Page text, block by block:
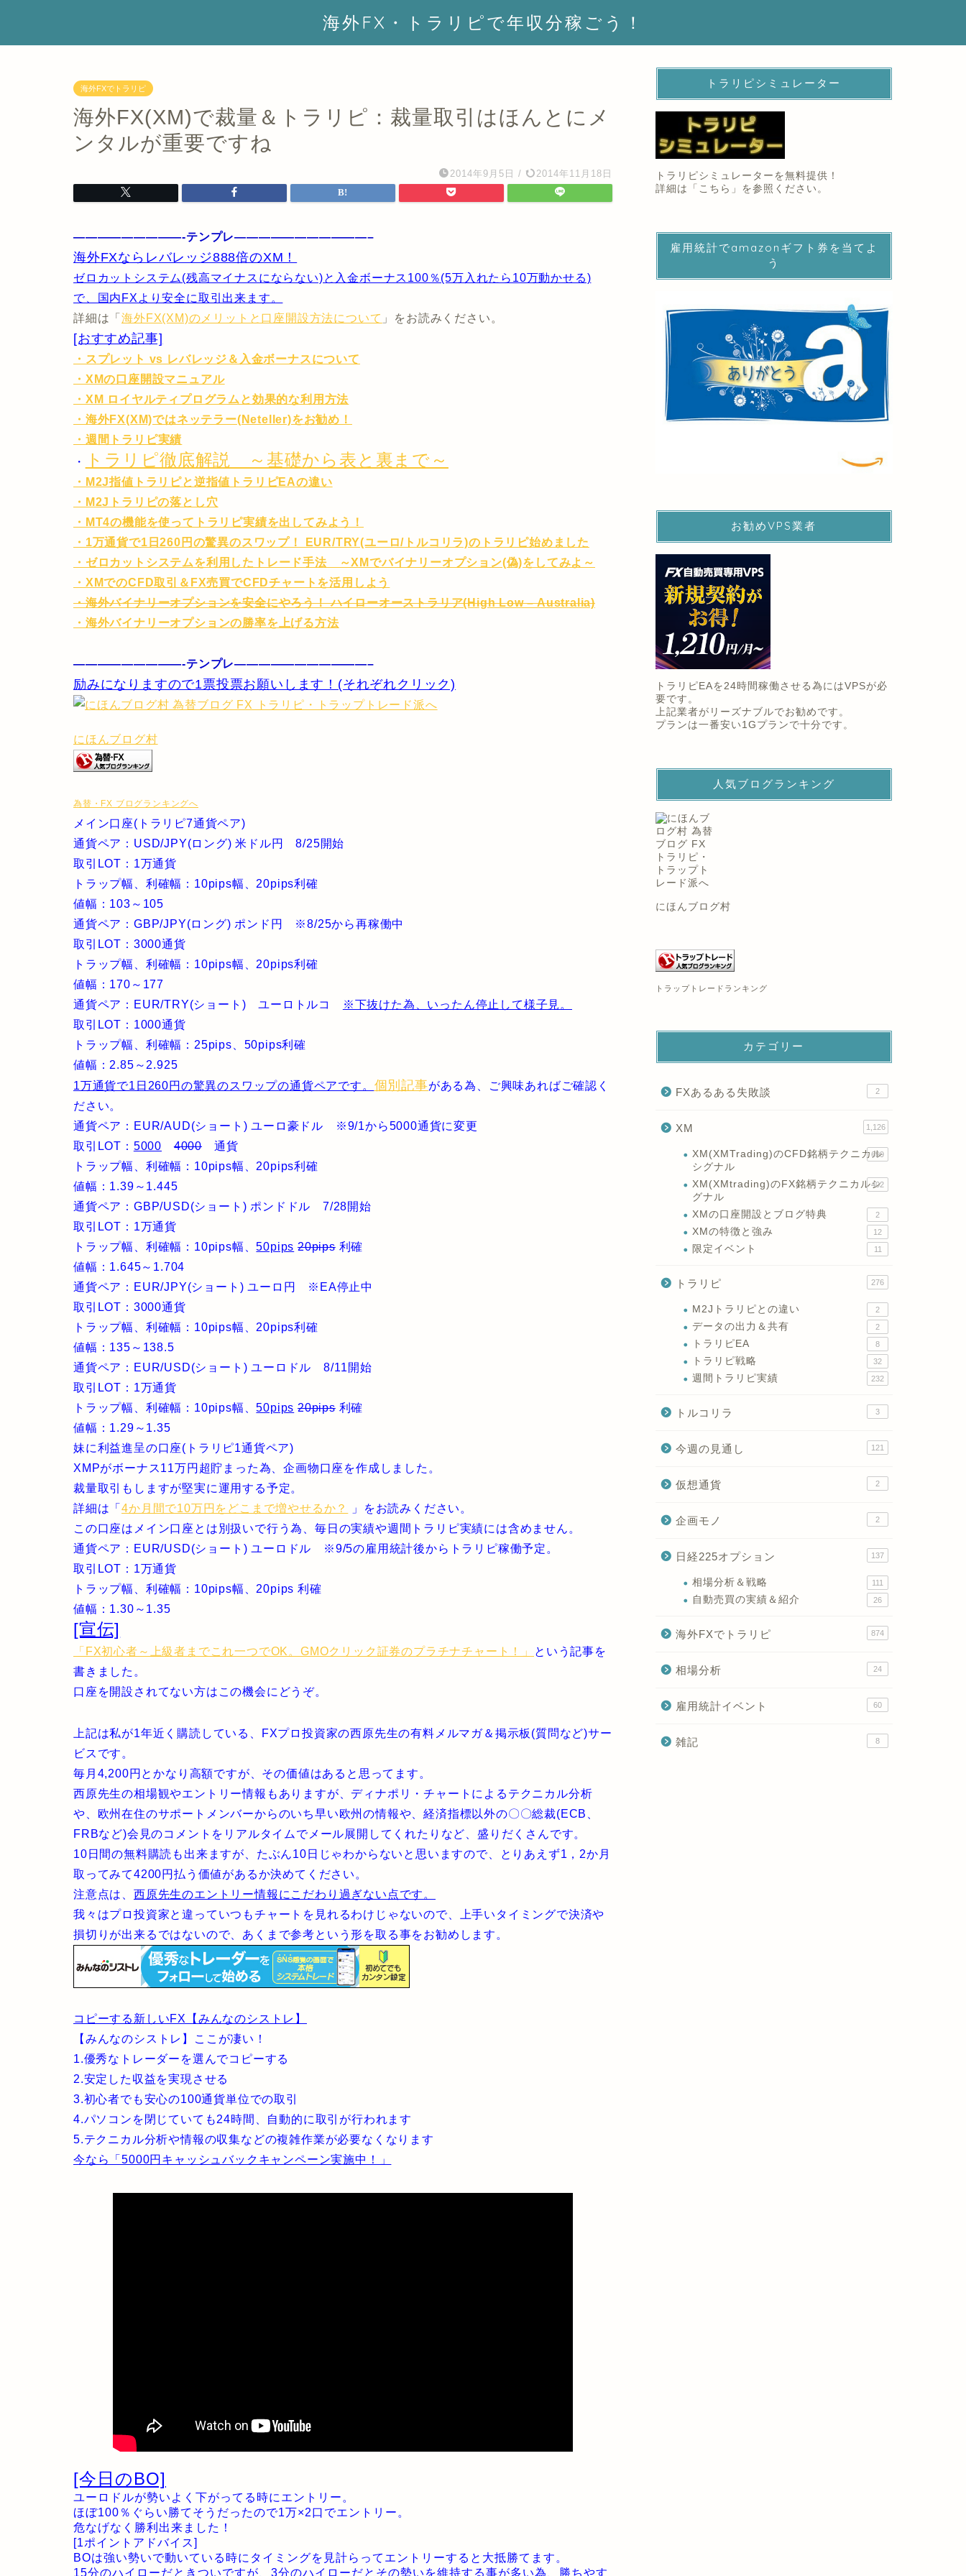
海外FX・トラリピで年収分稼ごう！
海外FXでトラリピ
海外FX(XM)で裁量＆トラリピ：裁量取引はほんとにメ
ンタルが重要ですね
2014年9月5日 / 2014年11月18日
—————————-テンプレ———————————–
海外FXならレバレッジ888倍のXM！
ゼロカットシステム(残高マイナスにならない)と入金ボーナス100％(5万入れたら10万動かせる)
で、国内FXより安全に取引出来ます。
詳細は「海外FX(XM)のメリットと口座開設方法について 」をお読みください。
[おすすめ記事]
・スプレット vs レバレッジ＆入金ボーナスについて
・XMの口座開設マニュアル
・XM ロイヤルティプログラムと効果的な利用方法
・海外FX(XM)ではネッテラー(Neteller)をお勧め！
・週間トラリピ実績
・
トラリピ徹底解説 ～基礎から表と裏まで～
・M2J指値トラリピと逆指値トラリピEAの違い
・M2Jトラリピの落とし穴
・MT4の機能を使ってトラリピ実績を出してみよう！
・1万通貨で1日260円の驚異のスワップ！ EUR/TRY(ユーロ/トルコリラ)のトラリピ始めました
・ゼロカットシステムを利用したトレード手法 ～XMでバイナリーオプション(偽)をしてみよ～
・XMでのCFD取引＆FX売買でCFDチャートを活用しよう
・海外バイナリーオプションを安全にやろう！ ハイローオーストラリア(High Low – Australia)
・海外バイナリーオプションの勝率を上げる方法
—————————-テンプレ———————————–
励みになりますので1票投票お願いします！(それぞれクリック)
にほんブログ村
為替・FX ブログランキングへ
メイン口座(トラリピ7通貨ペア)
通貨ペア：USD/JPY(ロング) 米ドル円 8/25開始
取引LOT：1万通貨
トラップ幅、利確幅：10pips幅、20pips利確
値幅：103～105
通貨ペア：GBP/JPY(ロング) ポンド円 ※8/25から再稼働中
取引LOT：3000通貨
トラップ幅、利確幅：10pips幅、20pips利確
値幅：170～177
通貨ペア：EUR/TRY(ショート) ユーロトルコ
※下抜けた為、いったん停止して様子見。
取引LOT：1000通貨
トラップ幅、利確幅：25pips、50pips利確
値幅：2.85～2.925
1万通貨で1日260円の驚異のスワップの通貨ペアです。 個別記事がある為、ご興味あればご確認く
ださい。
通貨ペア：EUR/AUD(ショート) ユーロ豪ドル ※9/1から5000通貨に変更
取引LOT： 5000 4000 通貨
トラップ幅、利確幅：10pips幅、20pips利確
値幅：1.39～1.445
通貨ペア：GBP/USD(ショート) ポンドドル 7/28開始
取引LOT：1万通貨
トラップ幅、利確幅：10pips幅、50pips 20pips利確
値幅：1.645～1.704
通貨ペア：EUR/JPY(ショート) ユーロ円 ※EA停止中
取引LOT：3000通貨
トラップ幅、利確幅：10pips幅、20pips利確
値幅：135～138.5
通貨ペア：EUR/USD(ショート) ユーロドル 8/11開始
取引LOT：1万通貨
トラップ幅、利確幅：10pips幅、50pips 20pips利確
値幅：1.29～1.35
妹に利益進呈の口座(トラリピ1通貨ペア)
XMPがボーナス11万円超貯まった為、企画物口座を作成しました。
裁量取引もしますが堅実に運用する予定。
詳細は「4か月間で10万円をどこまで増やせるか？
」をお読みください。
この口座はメイン口座とは別扱いで行う為、毎日の実績や週間トラリピ実績には含めません。
通貨ペア：EUR/USD(ショート) ユーロドル ※9/5の雇用統計後からトラリピ稼働予定。
取引LOT：1万通貨
トラップ幅、利確幅：10pips幅、20pips 利確
値幅：1.30～1.35
[宣伝]
「FX初心者～上級者までこれ一つでOK。GMOクリック証券のプラチナチャート！」
という記事を
書きました。
口座を開設されてない方はこの機会にどうぞ。
上記は私が1年近く購読している、FXプロ投資家の西原先生の有料メルマガ＆掲示板(質問など)サー
ビスです。
毎月4,200円とかなり高額ですが、その価値はあると思ってます。
西原先生の相場観やエントリー情報もありますが、ディナポリ・チャートによるテクニカル分析
や、欧州在住のサポートメンバーからのいち早い欧州の情報や、経済指標以外の〇〇総裁(ECB、
FRBなど)会見のコメントをリアルタイムでメール展開してくれたりなど、盛りだくさんです。
10日間の無料購読も出来ますが、たぶん10日じゃわからないと思いますので、とりあえず1，2か月
取ってみて4200円払う価値があるか決めてください。
注意点は、 西原先生のエントリー情報にこだわり過ぎない点です。
我々はプロ投資家と違っていつもチャートを見れるわけじゃないので、上手いタイミングで決済や
損切りが出来るではないので、あくまで参考という形を取る事をお勧めします。
コピーする新しいFX【みんなのシストレ】
【みんなのシストレ】ここが凄い！
1.優秀なトレーダーを選んでコピーする
2.安定した収益を実現させる
3.初心者でも安心の100通貨単位での取引
4.パソコンを閉じていても24時間、自動的に取引が行われます
5.テクニカル分析や情報の収集などの複雑作業が必要なくなります
今なら「5000円キャッシュバックキャンペーン実施中！」
[今日のBO]
ユーロドルが勢いよく下がってる時にエントリー。
ほぼ100％ぐらい勝てそうだったので1万×2口でエントリー。
危なげなく勝利出来ました！
[1ポイントアドバイス]
BOは強い勢いで動いている時にタイミングを見計らってエントリーすると大抵勝てます。
15分のハイローだときついですが、3分のハイローだとその勢いを維持する事が多い為、勝ちやす
トラリピシミュレーター
トラリピシミュレーターを無料提供！
詳細は「 こちら 」を参照ください。
雇用統計でamazonギフト券を当てよ
う
お勧めVPS業者
トラリピEAを24時間稼働させる為にはVPSが必
要です。
上記業者がリーズナブルでお勧めです。
プランは一番安い1Gプランで十分です。
人気ブログランキング
にほんブログ村
トラップトレードランキング
カテゴリー
FXあるある失敗談 2
XM 1,126
XM(XMTrading)のCFD銘柄テクニカル
シグナル
699
XM(XMtrading)のFX銘柄テクニカルシ
グナル
402
XMの口座開設とブログ特典 2
XMの特徴と強み 12
限定イベント 11
トラリピ 276
M2Jトラリピとの違い 2
データの出力＆共有 2
トラリピEA 8
トラリピ戦略 32
週間トラリピ実績 232
トルコリラ 3
今週の見通し 121
仮想通貨 2
企画モノ 2
日経225オプション 137
相場分析＆戦略 111
自動売買の実績＆紹介 26
海外FXでトラリピ 874
相場分析 24
雇用統計イベント 60
雑記 8